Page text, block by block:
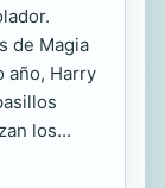
de Magia
año, Harry
los...